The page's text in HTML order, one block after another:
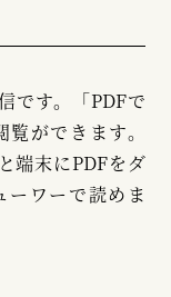
です。「PDFで
ができます。
端末にPDFをダ
ーワーで読めま